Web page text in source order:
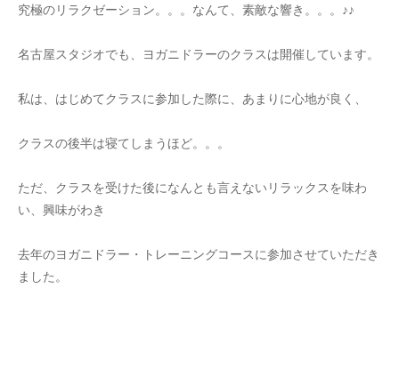
究極のリラクゼーション。。。なんて、素敵な響き。。。♪♪
名古屋スタジオでも、ヨガニドラーのクラスは開催しています。
私は、はじめてクラスに参加した際に、あまりに心地が良く、
クラスの後半は寝てしまうほど。。。
ただ、クラスを受けた後になんとも言えないリラックスを味わ
い、興味がわき
去年のヨガニドラー・トレーニングコースに参加させていただき
ました。